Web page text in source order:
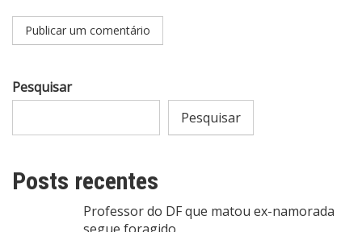
Pesquisar
Pesquisar
Posts recentes
Professor do DF que matou ex-namorada